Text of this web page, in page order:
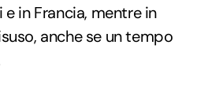
in Francia, mentre in
anche se un tempo